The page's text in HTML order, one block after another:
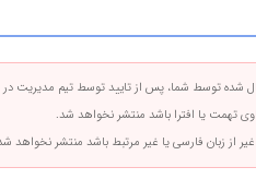
شده توسط شما، پس از تایید توسط تیم مدیریت
تهمت یا افترا باشد منتشر نخواهد شد.
از زبان فارسی یا غیر مرتبط باشد منتشر نخواهد